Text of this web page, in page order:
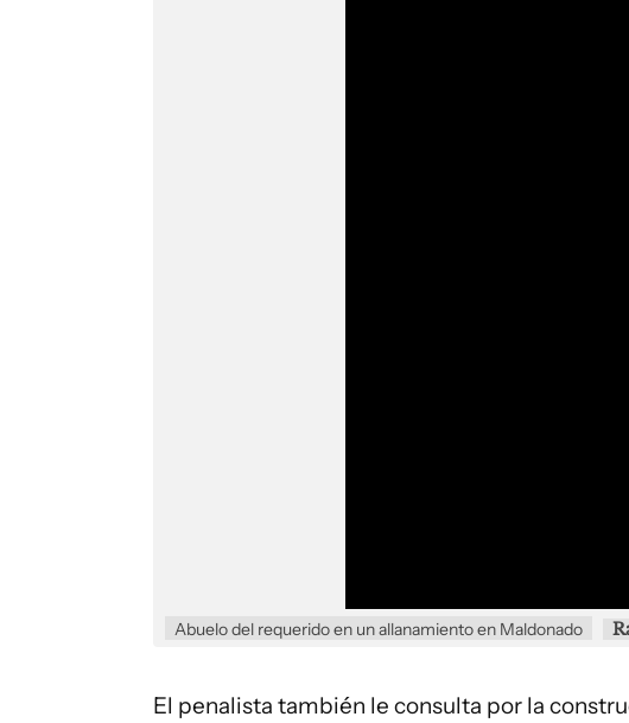
Abuelo del requerido en un allanamiento en Maldonado
El penalista también le consulta por la